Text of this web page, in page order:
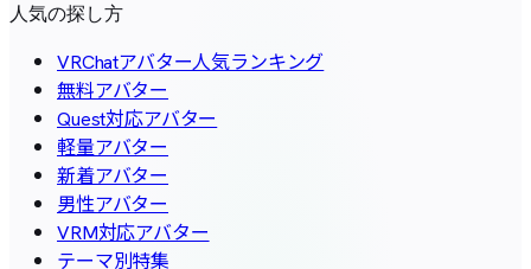
人気の探し方
VRChatアバター人気ランキング
無料アバター
Quest対応アバター
軽量アバター
新着アバター
男性アバター
VRM対応アバター
テーマ別特集